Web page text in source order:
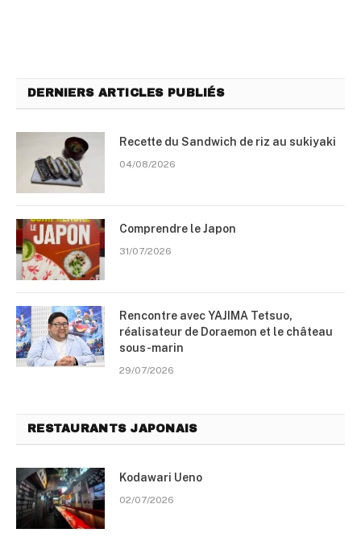
DERNIERS ARTICLES PUBLIÉS
Recette du Sandwich de riz au sukiyaki
04/08/2026
Comprendre le Japon
31/07/2026
Rencontre avec YAJIMA Tetsuo,
réalisateur de Doraemon et le château
sous-marin
29/07/2026
RESTAURANTS JAPONAIS
Kodawari Ueno
02/07/2026